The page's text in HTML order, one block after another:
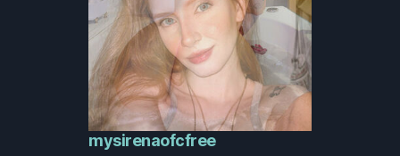
mysirenaofcfree